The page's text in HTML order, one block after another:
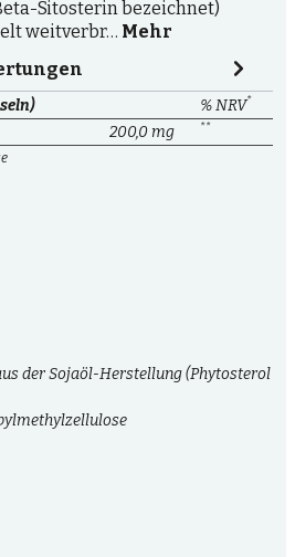
Sitosterin bezeichnet)
weitverbr… Mehr
% NRV*
200,0 mg **
der Sojaöl-Herstellung (Phytosterol